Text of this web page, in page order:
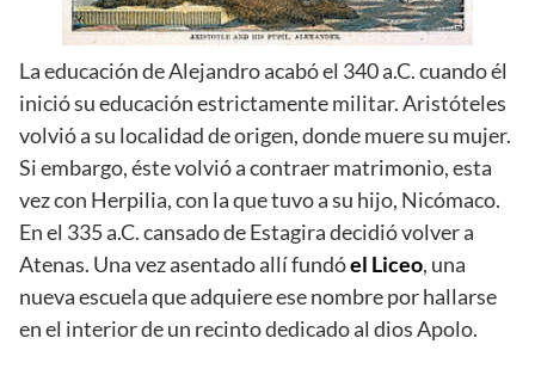
La educación de Alejandro acabó el 340 a.C. cuando él
inició su educación estrictamente militar. Aristóteles
volvió a su localidad de origen, donde muere su mujer.
Si embargo, éste volvió a contraer matrimonio, esta
vez con Herpilia, con la que tuvo a su hijo, Nicómaco.
En el 335 a.C. cansado de Estagira decidió volver a
Atenas. Una vez asentado allí fundóel Liceo, una
nueva escuela que adquiere ese nombre por hallarse
en el interior de un recinto dedicado al dios Apolo.